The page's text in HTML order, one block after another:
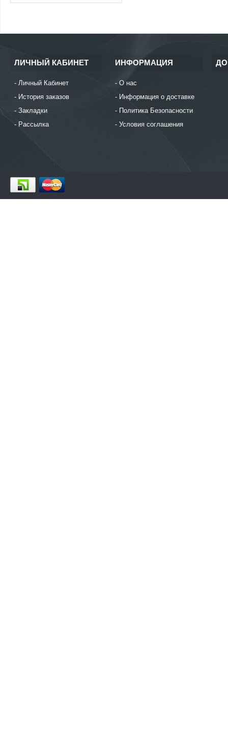
ЛИЧНЫЙ КАБИНЕТ
Личный Кабинет
История заказов
Закладки
Рассылка
ИНФОРМАЦИЯ
О нас
Информация о доставке
Политика Безопасности
Условия соглашения